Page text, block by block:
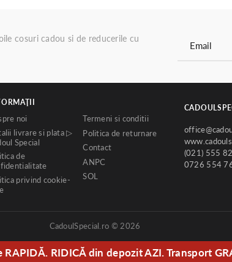
cosuri cadou si de reducerile cu
noi
livrare si plata ▷
Special
de
privind cookie-
Termeni si conditii
Politica de returnare
Contact
ANPC
SOL
(021) 555
0726 554
CadoulSpecial.ro © 2026
RAPIDĂ. RIDICĂ din depozit AZI. Transport